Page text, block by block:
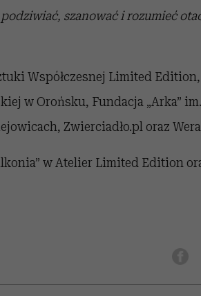
szanować i rozumieć
Współczesnej Limited
w Orońsku, Fundacja „Arka”
Zwierciadło.pl oraz
w Atelier Limited Edition